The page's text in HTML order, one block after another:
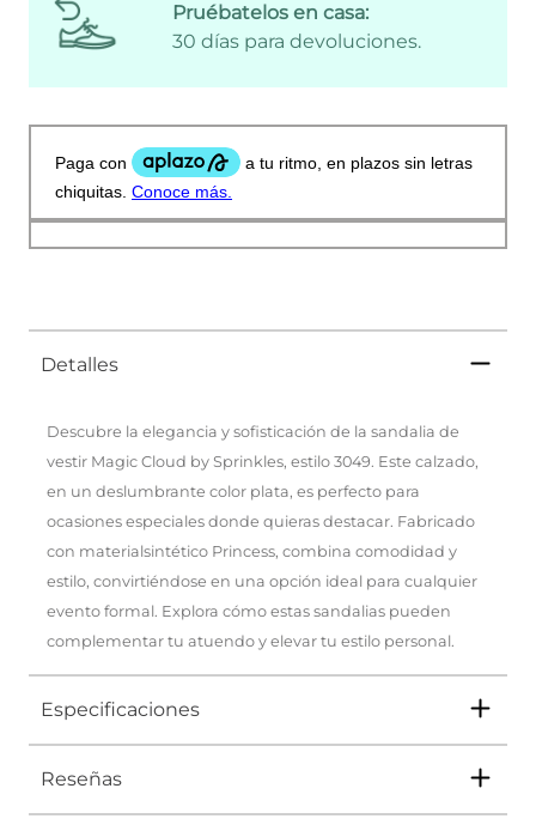
Pruébatelos en casa:
30 días para devoluciones.
Detalles
Descubre la elegancia y sofisticación de la sandalia de
vestir Magic Cloud by Sprinkles, estilo 3049. Este calzado,
en un deslumbrante color plata, es perfecto para
ocasiones especiales donde quieras destacar. Fabricado
con materialsintético Princess, combina comodidad y
estilo, convirtiéndose en una opción ideal para cualquier
evento formal. Explora cómo estas sandalias pueden
complementar tu atuendo y elevar tu estilo personal.
Especificaciones
Tipo
Reseñas